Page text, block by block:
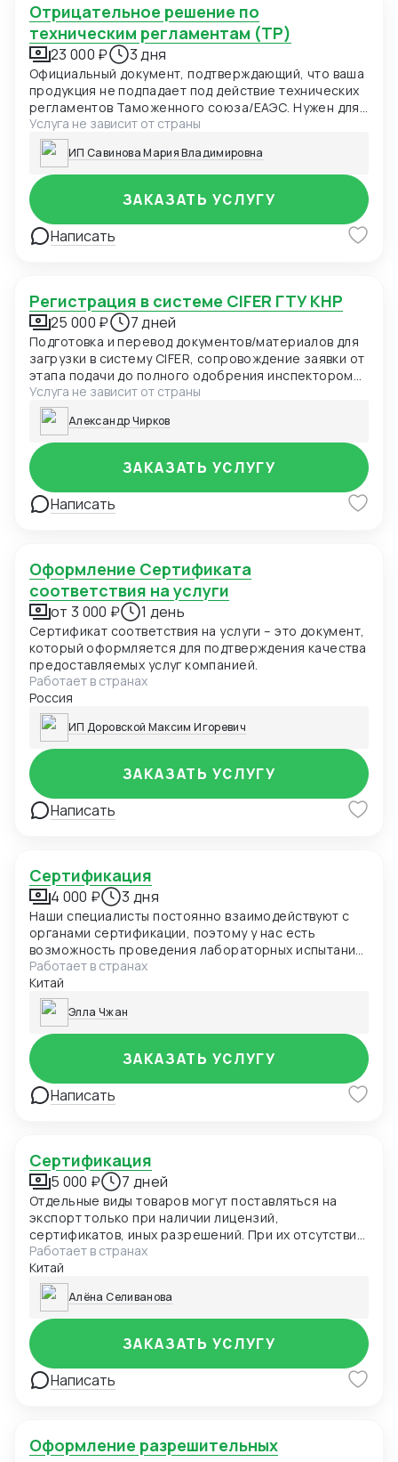
Отрицательное решение по
техническим регламентам (ТР)
23 000 ₽ 3 дня
Официальный документ, подтверждающий, что ваша
продукция не подпадает под действие технических
регламентов Таможенного союза/ЕАЭС. Нужен для
таможни, маркетплейсов и проверяющих органов
как доказательство отсутствия необходимости
сертификации.
Услуга не зависит от страны
ИП Савинова Мария Владимировна
Написать
ЗАКАЗАТЬ УСЛУГУ
Регистрация в системе CIFER ГТУ КНР
25 000 ₽ 7 дней
Подготовка и перевод документов/материалов для
загрузки в систему CIFER, сопровождение заявки от
этапа подачи до полного одобрения инспектором
ГТУ КНР.
Услуга не зависит от страны
Александр Чирков
Написать
ЗАКАЗАТЬ УСЛУГУ
Оформление Сертификата
соответствия на услуги
от 3 000 ₽ 1 день
Сертификат соответствия на услуги – это документ,
который оформляется для подтверждения качества
предоставляемых услуг компанией.
Работает в странах
Россия
ИП Доровской Максим Игоревич
Написать
ЗАКАЗАТЬ УСЛУГУ
Сертификация
4 000 ₽ 3 дня
Наши специалисты постоянно взаимодействуют с
органами сертификации, поэтому у нас есть
возможность проведения лабораторных испытаний
и оформления документов в кратчайшие сроки.
Работает в странах
Китай
Элла Чжан
Написать
ЗАКАЗАТЬ УСЛУГУ
Сертификация
5 000 ₽ 7 дней
Отдельные виды товаров могут поставляться на
экспорт только при наличии лицензий,
сертификатов, иных разрешений. При их отсутствии
товар не пропустят таможенные органы России, а
нарушителя привлекут к ответственности. В
частности, разрешения нужны для вывоза
продукции двойного назначения, на товары под
фитосанитарным контролем
Работает в странах
Китай
Алёна Селиванова
Написать
ЗАКАЗАТЬ УСЛУГУ
Оформление разрешительных